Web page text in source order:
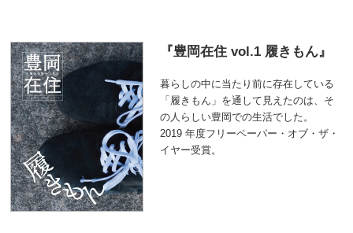
豊岡在住 vol.1 履きもん
暮らしの中に当たり前に存在している
「履きもん」を通して見えたのは、そ
の人らしい豊岡での生活でした。
2019 年度フリーペーパー・オブ・ザ・
イヤー受賞。